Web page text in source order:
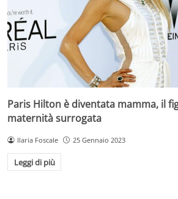
Paris Hilton è diventata mamma, il
maternità surrogata
Ilaria Foscale 25 Gennaio 2023
Leggi di più